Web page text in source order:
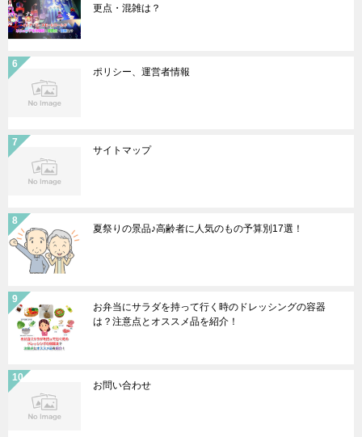
更点・混雑は？
ポリシー、運営者情報
サイトマップ
夏祭りの景品♪高齢者に人気のもの予算別17選！
お弁当にサラダを持って行く時のドレッシングの容器
は？注意点とオススメ品を紹介！
お問い合わせ